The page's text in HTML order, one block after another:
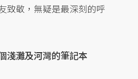
致敬，無疑是最深刻的呼
淺灘及河灣的筆記本